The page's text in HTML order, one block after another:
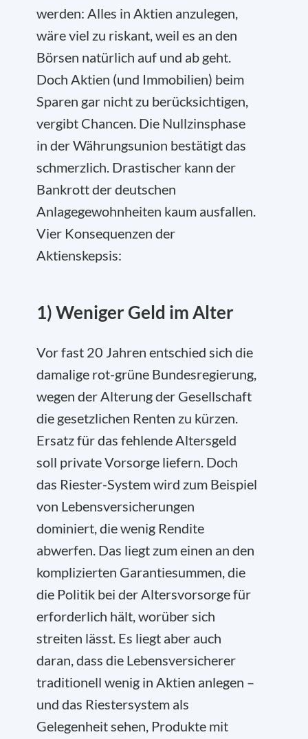
werden: Alles in Aktien anzulegen,
wäre viel zu riskant, weil es an den
Börsen natürlich auf und ab geht.
Doch Aktien (und Immobilien) beim
Sparen gar nicht zu berücksichtigen,
vergibt Chancen. Die Nullzinsphase
in der Währungsunion bestätigt das
schmerzlich. Drastischer kann der
Bankrott der deutschen
Anlagegewohnheiten kaum ausfallen.
Vier Konsequenzen der
Aktienskepsis:
1) Weniger Geld im Alter
Vor fast 20 Jahren entschied sich die
damalige rot-grüne Bundesregierung,
wegen der Alterung der Gesellschaft
die gesetzlichen Renten zu kürzen.
Ersatz für das fehlende Altersgeld
soll private Vorsorge liefern. Doch
das Riester-System wird zum Beispiel
von Lebensversicherungen
dominiert, die wenig Rendite
abwerfen. Das liegt zum einen an den
komplizierten Garantiesummen, die
die Politik bei der Altersvorsorge für
erforderlich hält, worüber sich
streiten lässt. Es liegt aber auch
daran, dass die Lebensversicherer
traditionell wenig in Aktien anlegen –
und das Riestersystem als
Gelegenheit sehen, Produkte mit